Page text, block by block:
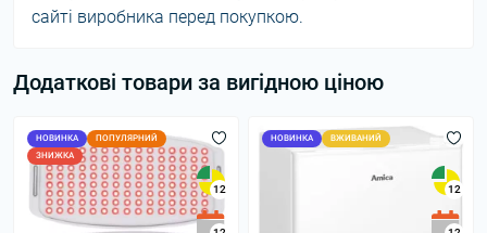
сайті виробника перед покупкою.
Додаткові товари за вигідною ціною
НОВИНКА
ПОПУЛЯРНИЙ
ЗНИЖКА
12
НОВИНКА ВЖИВАНИЙ
12